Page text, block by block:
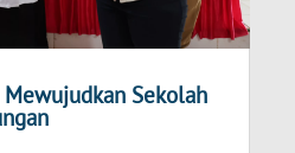
Mewujudkan Sekolah